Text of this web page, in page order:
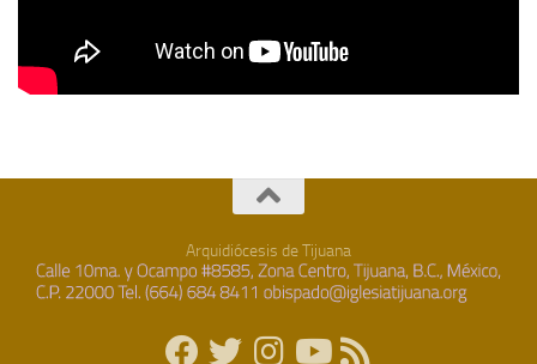
Arquidiócesis de Tijuana